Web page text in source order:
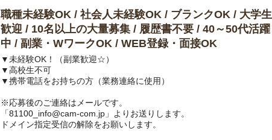
職種未経験OK / 社会人未経験OK / ブランクOK / 大学生
歓迎 / 10名以上の大量募集 / 履歴書不要 / 40～50代活躍
中 / 副業・WワークOK / WEB登録・面接OK
▼未経験OK！（副業歓迎☆）
▼高校生不可
▼携帯電話をお持ちの方（業務連絡に使用）
※応募後のご連絡はメールです。
「81100_info@cam-com.jp」よりお送りします。
ドメイン指定受信の解除をお願いします。